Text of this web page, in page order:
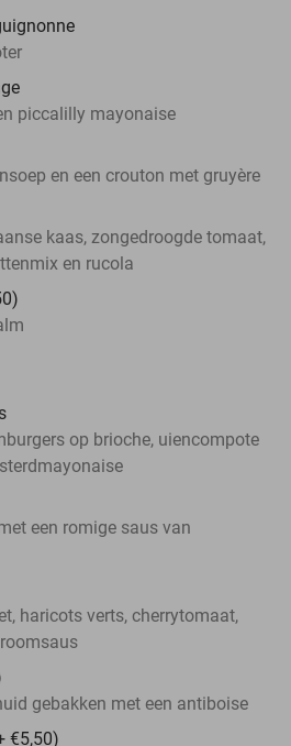
piccalilly mayonaise
en een crouton met gruyère
kaas, zongedroogde tomaat,
en rucola
op brioche, uiencompote
een romige saus van
haricots verts, cherrytomaat,
gebakken met een antiboise
€5,50)